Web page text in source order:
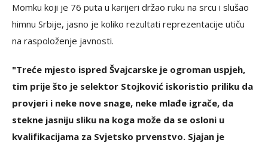
Momku koji je 76 puta u karijeri držao ruku na srcu i slušao
himnu Srbije, jasno je koliko rezultati reprezentacije utiču
na raspoloženje javnosti.
"Treće mjesto ispred Švajcarske je ogroman uspjeh,
tim prije što je selektor Stojković iskoristio priliku da
provjeri i neke nove snage, neke mlađe igrače, da
stekne jasniju sliku na koga može da se osloni u
kvalifikacijama za Svjetsko prvenstvo. Sjajan je